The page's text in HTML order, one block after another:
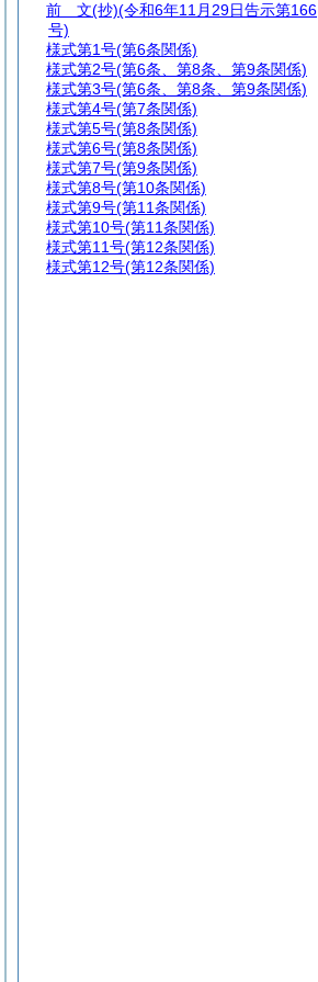
前 文(抄)(令和6年11月29日告示第166
号)
様式第1号(第6条関係)
様式第2号(第6条、第8条、第9条関係)
様式第3号(第6条、第8条、第9条関係)
様式第4号(第7条関係)
様式第5号(第8条関係)
様式第6号(第8条関係)
様式第7号(第9条関係)
様式第8号(第10条関係)
様式第9号(第11条関係)
様式第10号(第11条関係)
様式第11号(第12条関係)
様式第12号(第12条関係)